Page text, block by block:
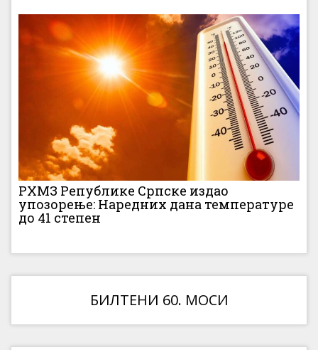
РХМЗ Републике Српске издао
упозорење: Наредних дана температуре
до 41 степен
БИЛТЕНИ 60. МОСИ